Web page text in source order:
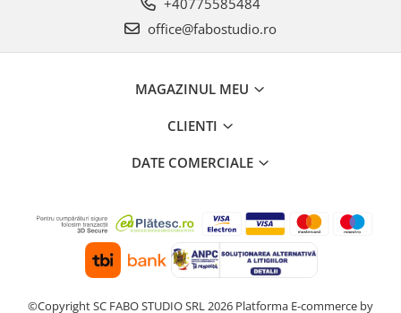
office@fabostudio.ro
MAGAZINUL MEU
CLIENTI
DATE COMERCIALE
©Copyright SC FABO STUDIO SRL 2026 Platforma E-commerce by